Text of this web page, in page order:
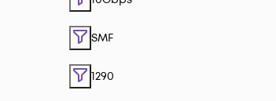
SMF
1290